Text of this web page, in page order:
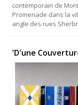
contemporain de
Promenade dans la
angle des rues
'D'une